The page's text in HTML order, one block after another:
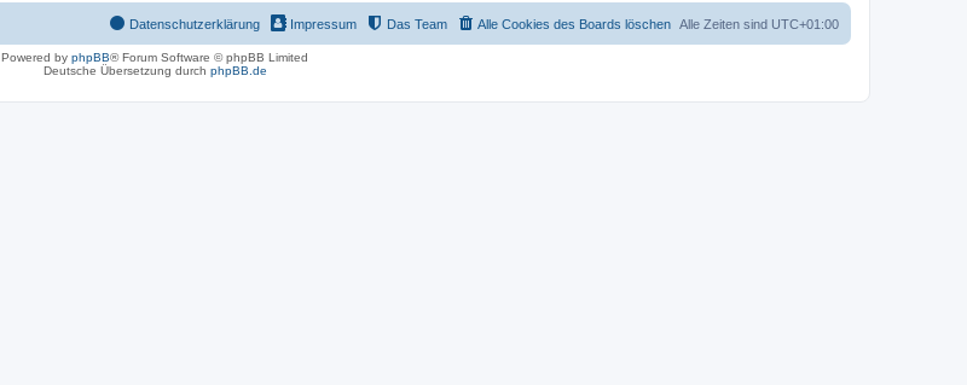
Alle Zeiten sind UTC+01:00
Alle Cookies des Boards löschen
Das Team
Impressum
Datenschutzerklärung
Powered by phpBB® Forum Software © phpBB Limited
Deutsche Übersetzung durch phpBB.de